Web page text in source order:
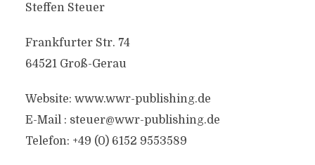
Steffen Steuer
Frankfurter Str. 74
64521 Groß-Gerau
Website: www.wwr-publishing.de
E-Mail : steuer@wwr-publishing.de
Telefon: +49 (0) 6152 9553589